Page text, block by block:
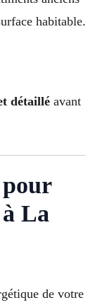
habitable.
détaillé avant
La
de votre